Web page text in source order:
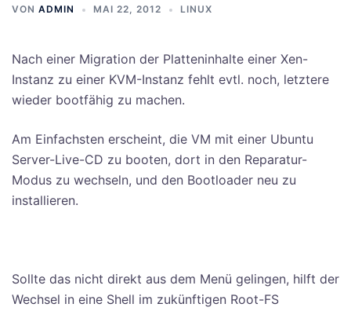
VON ADMIN MAI 22, 2012 LINUX
Nach einer Migration der Platteninhalte einer Xen-
Instanz zu einer KVM-Instanz fehlt evtl. noch, letztere
wieder bootfähig zu machen.
Am Einfachsten erscheint, die VM mit einer Ubuntu
Server-Live-CD zu booten, dort in den Reparatur-
Modus zu wechseln, und den Bootloader neu zu
installieren.
Sollte das nicht direkt aus dem Menü gelingen, hilft der
Wechsel in eine Shell im zukünftigen Root-FS